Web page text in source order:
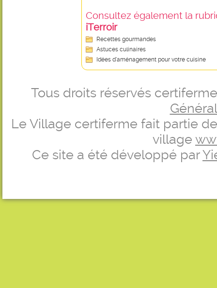
Consultez également la
iTerroir
Recettes gourmandes
Astuces culinaires
Idées d’aménagement pour votre cuisine
Tous droits réservés
Le Village certiferme fait partie
village
Ce site a été développé par